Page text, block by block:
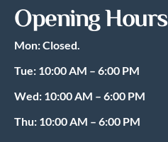
b
o
o
k
a
r
a
Opening Hours
Mon: Closed.
Tue: 10:00 AM – 6:00 PM
Wed: 10:00 AM – 6:00 PM
Thu: 10:00 AM – 6:00 PM